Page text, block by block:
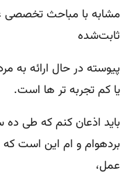
مشابه با مباحث تخصصی
ثابت‌شده
پیوسته در حال ارائه به
یا کم تجربه تر ها است.
باید اذعان کنم که طی
بردهوام و ام این است که
عمل،